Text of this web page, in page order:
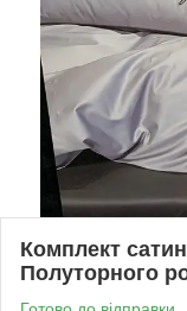
Комплект
Полуторного